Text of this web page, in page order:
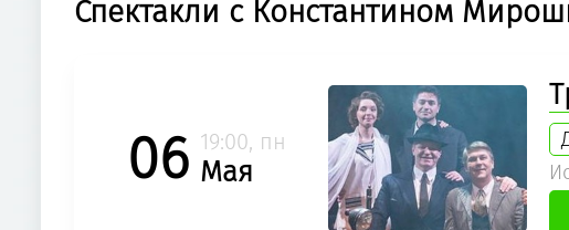
Спектакли с Константином
06 19:00, пн
Мая